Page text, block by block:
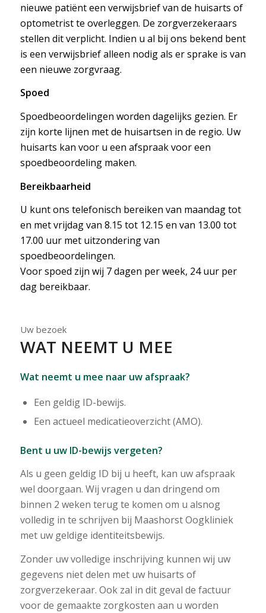
nieuwe patiënt een verwijsbrief van de huisarts of
optometrist te overleggen. De zorgverzekeraars
stellen dit verplicht. Indien u al bij ons bekend bent
is een verwijsbrief alleen nodig als er sprake is van
een nieuwe zorgvraag.
Spoed
Spoedbeoordelingen worden dagelijks gezien. Er
zijn korte lijnen met de huisartsen in de regio. Uw
huisarts kan voor u een afspraak voor een
spoedbeoordeling maken.
Bereikbaarheid
U kunt ons telefonisch bereiken van maandag tot
en met vrijdag van 8.15 tot 12.15 en van 13.00 tot
17.00 uur met uitzondering van
spoedbeoordelingen.
Voor spoed zijn wij 7 dagen per week, 24 uur per
dag bereikbaar.
Uw bezoek
WAT NEEMT U MEE
Wat neemt u mee naar uw afspraak?
Een geldig ID-bewijs.
Een actueel medicatieoverzicht (AMO).
Bent u uw ID-bewijs vergeten?
Als u geen geldig ID bij u heeft, kan uw afspraak
wel doorgaan. Wij vragen u dan dringend om
binnen 2 weken terug te komen om u alsnog
volledig in te schrijven bij Maashorst Oogkliniek
met uw geldige identiteitsbewijs.
Zonder uw volledige inschrijving kunnen wij uw
gegevens niet delen met uw huisarts of
zorgverzekeraar. Ook zal in dit geval de factuur
voor de gemaakte zorgkosten aan u worden